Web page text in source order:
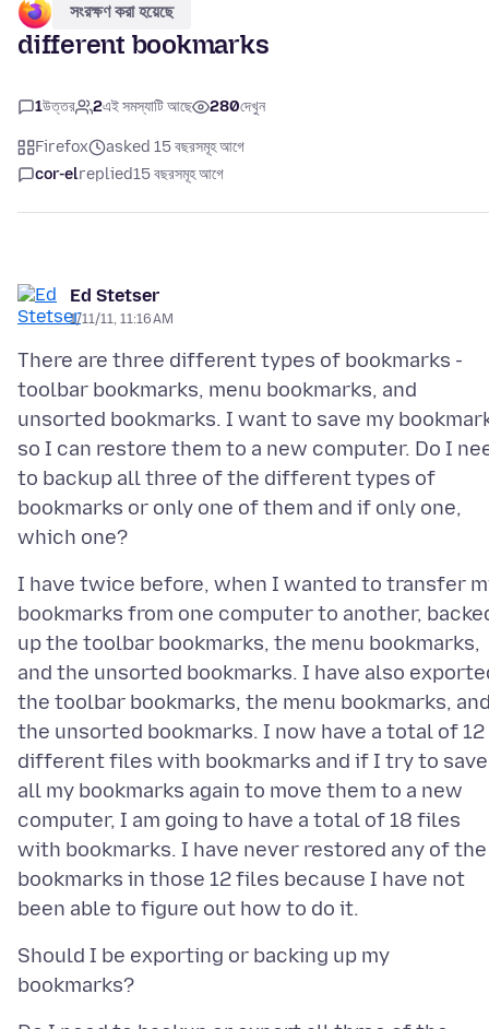
সংরক্ষণ করা হয়েছে
different bookmarks
1উত্তর 2এই সমস্যাটি আছে 280দেখুন
Firefox
asked 15 বছরসমূহ আগে
cor-elreplied15 বছরসমূহ আগে
Ed Stetser
1/11/11, 11:16 AM
There are three different types of bookmarks -
toolbar bookmarks, menu bookmarks, and
unsorted bookmarks. I want to save my
so I can restore them to a new computer. Do I
to backup all three of the different types of
bookmarks or only one of them and if only one,
I have twice before, when I wanted to transfer
bookmarks from one computer to another,
up the toolbar bookmarks, the menu bookmarks,
and the unsorted bookmarks. I have also
the toolbar bookmarks, the menu bookmarks,
the unsorted bookmarks. I now have a total of 12
different files with bookmarks and if I try to save
all my bookmarks again to move them to a new
computer, I am going to have a total of 18 files
with bookmarks. I have never restored any of the
bookmarks in those 12 files because I have not
Should I be exporting or backing up my